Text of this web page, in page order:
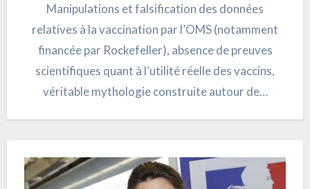
Manipulations et falsification des données
relatives à la vaccination par l’OMS (notamment
financée par Rockefeller), absence de preuves
scientifiques quant à l’utilité réelle des vaccins,
véritable mythologie construite autour de…